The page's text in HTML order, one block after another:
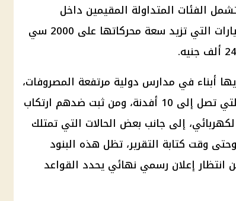
الفئات المتداولة المقيمين داخل
الكمبوندات السكنية، وأصحاب السيارات التي تزيد سعة محركاتها على 2000 سي
أبناء في مدارس دولية مرتفعة المصروفات،
ومن ثبت ضدهم ارتكاب
إلى جانب بعض الحالات التي تمتلك
وقت كتابة التقرير، تظل هذه البنود
انتظار إعلان رسمي نهائي يحدد القواعد